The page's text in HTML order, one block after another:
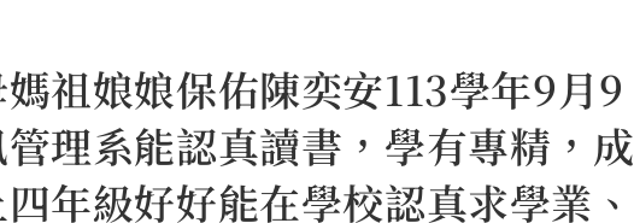
祖娘娘保佑陳奕安113學年9月9
理系能認真讀書，學有專精，成
年級好好能在學校認真求學業、